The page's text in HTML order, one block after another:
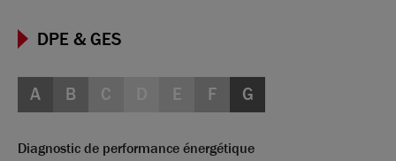
DPE & GES
A B C E F G
Diagnostic de performance énergétique